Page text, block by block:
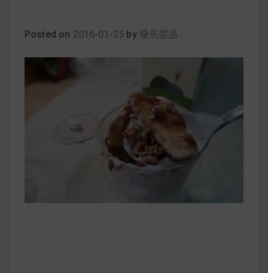
健身重訓菜單
運動健身飲食建議
清楚！
Posted on 2016-01-25 by 優馬選品